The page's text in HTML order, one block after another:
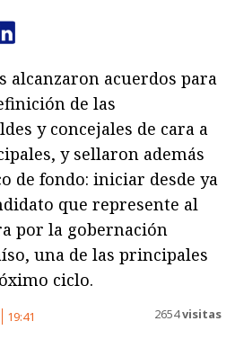
alcanzaron acuerdos para
de las
y concejales de cara a
y sellaron además
de fondo: iniciar desde ya
que represente al
por la gobernación
una de las principales
ciclo.
19:41 2654visitas